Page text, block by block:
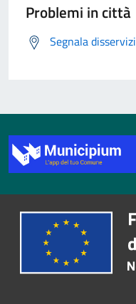
Problemi in città
Segnala